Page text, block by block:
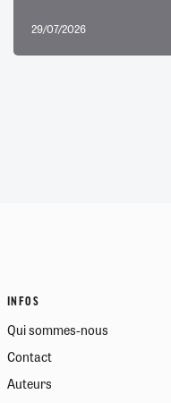
29/07/2026
INFOS
Qui sommes-nous
Contact
Auteurs